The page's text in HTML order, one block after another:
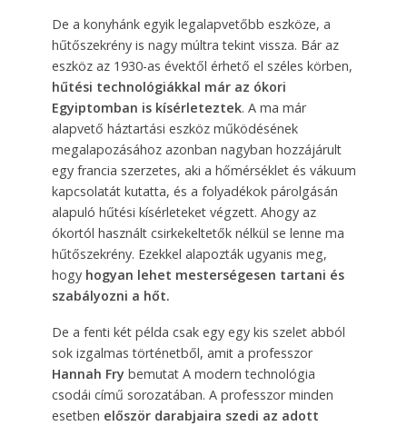
De a konyhánk egyik legalapvetőbb eszköze, a
hűtőszekrény is nagy múltra tekint vissza. Bár az
eszköz az 1930-as évektől érhető el széles körben,
hűtési technológiákkal már az ókori
Egyiptomban is kísérleteztek. A ma már
alapvető háztartási eszköz működésének
megalapozásához azonban nagyban hozzájárult
egy francia szerzetes, aki a hőmérséklet és vákuum
kapcsolatát kutatta, és a folyadékok párolgásán
alapuló hűtési kísérleteket végzett. Ahogy az
ókortól használt csirkekeltetők nélkül se lenne ma
hűtőszekrény. Ezekkel alapozták ugyanis meg,
hogy hogyan lehet mesterségesen tartani és
szabályozni a hőt.
De a fenti két példa csak egy egy kis szelet abból
sok izgalmas történetből, amit a professzor
Hannah Frybemutat A modern technológia
csodái című sorozatában. A professzor minden
esetben először darabjaira szedi az adott